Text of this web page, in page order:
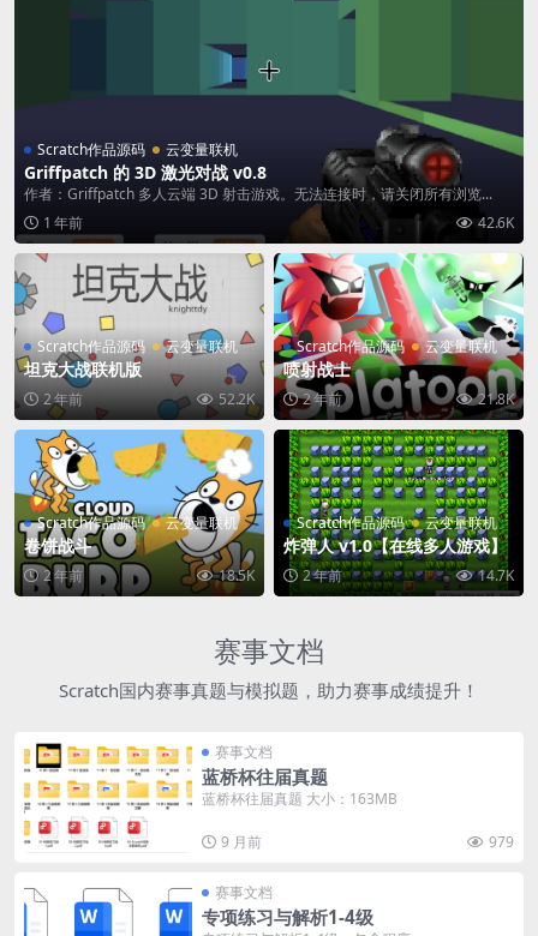
Scratch作品源码 云变量联机
Griffpatch 的 3D 激光对战 v0.8
作者：Griffpatch 多人云端 3D 射击游戏。无法连接时，请关闭所有浏览...
1 年前
42.6K
Scratch作品源码 云变量联机
坦克大战联机版
2 年前 52.2K
Scratch作品源码 云变量联机
喷射战士
2 年前 21.8K
Scratch作品源码 云变量联机
卷饼战斗
2 年前 18.5K
Scratch作品源码 云变量联机
炸弹人 v1.0【在线多人游戏】
2 年前 14.7K
赛事文档
Scratch国内赛事真题与模拟题，助力赛事成绩提升！
赛事文档
蓝桥杯往届真题
蓝桥杯往届真题 大小：163MB
9 月前 979
赛事文档
专项练习与解析1-4级